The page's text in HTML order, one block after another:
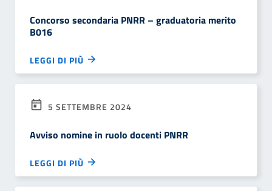
Concorso secondaria PNRR – graduatoria merito
B016
LEGGI DI PIÙ
5 SETTEMBRE 2024
Avviso nomine in ruolo docenti PNRR
LEGGI DI PIÙ